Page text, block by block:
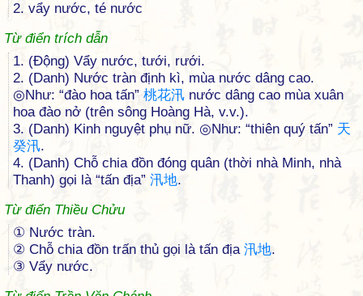
2. vẩy nước, té nước
Từ điển trích dẫn
1. (Động) Vẩy nước, tưới, rưới.
2. (Danh) Nước tràn định kì, mùa nước dâng cao.
◎Như: “đào hoa tấn” 桃花汛 nước dâng cao mùa xuân
hoa đào nở (trên sông Hoàng Hà, v.v.).
3. (Danh) Kinh nguyệt phụ nữ. ◎Như: “thiên quý tấn” 天
癸汛.
4. (Danh) Chỗ chia đồn đóng quân (thời nhà Minh, nhà
Thanh) gọi là “tấn địa” 汛地.
Từ điển Thiều Chửu
① Nước tràn.
② Chỗ chia đồn trấn thủ gọi là tấn địa 汛地.
③ Vẩy nước.